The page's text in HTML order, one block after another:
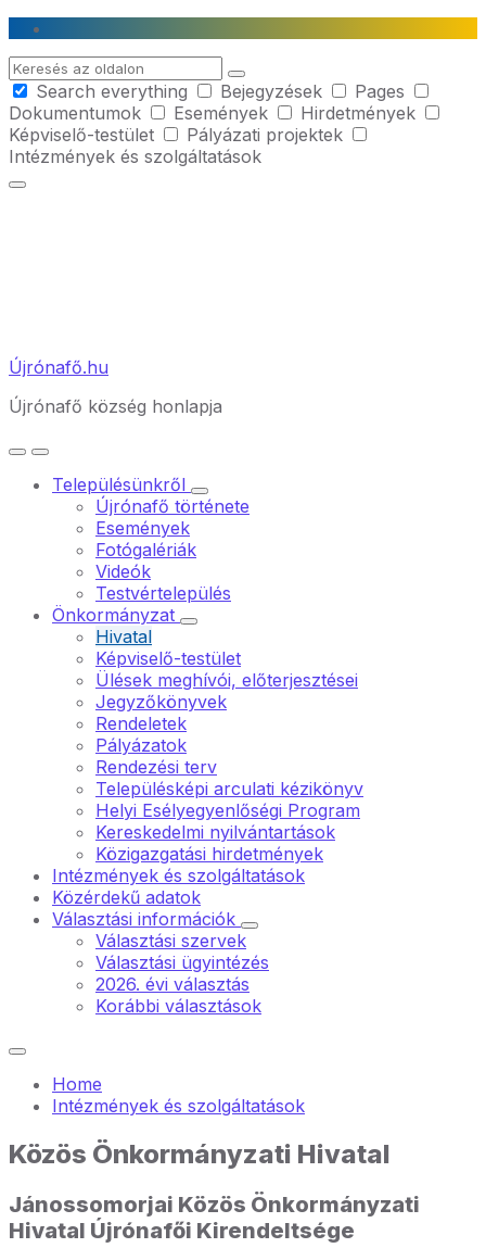
Skip
content
Skip
main
navigation
Skip
footer
Search
Search everything
Bejegyzések
Pages
Dokumentumok
Események
Hirdetmények
Képviselő-testület
Pályázati projektek
Intézmények és szolgáltatások
Újrónafő.hu
Újrónafő község honlapja
Településünkről
Újrónafő története
Események
Fotógalériák
Videók
Testvértelepülés
Önkormányzat
Hivatal
Képviselő-testület
Ülések meghívói, előterjesztései
Jegyzőkönyvek
Rendeletek
Pályázatok
Rendezési terv
Településképi arculati kézikönyv
Helyi Esélyegyenlőségi Program
Kereskedelmi nyilvántartások
Közigazgatási hirdetmények
Intézmények és szolgáltatások
Közérdekű adatok
Választási információk
Választási szervek
Választási ügyintézés
2026. évi választás
Korábbi választások
Home
Intézmények és szolgáltatások
Közös Önkormányzati Hivatal
Jánossomorjai Közös Önkormányzati
Hivatal Újrónafői Kirendeltsége